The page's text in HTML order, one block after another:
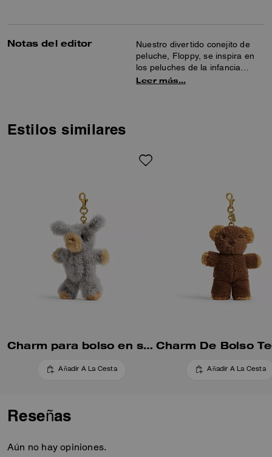
Notas del editor
Nuestro divertido conejito de
peluche, Floppy, se inspira en
los peluches de la infancia
gastados de tanto jugar con
Leer más…
Estilos similares
Charm para bolso en shearling fluffy
Añadir A La Cesta Añadir A La Cesta
Reseñas
Aún no hay opiniones.